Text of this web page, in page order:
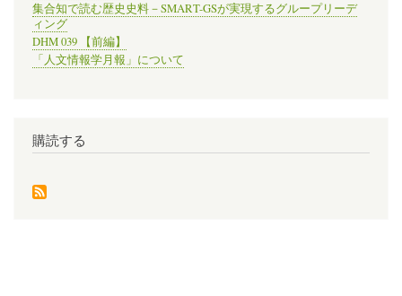
集合知で読む歴史史料－SMART-GSが実現するグループリーデ
ィング
DHM 039 【前編】
「人文情報学月報」について
購読する